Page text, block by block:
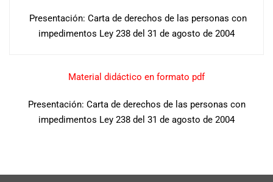
Presentación: Carta de derechos de las personas con
impedimentos Ley 238 del 31 de agosto de 2004
Material didáctico en formato pdf
Presentación: Carta de derechos de las personas con
impedimentos Ley 238 del 31 de agosto de 2004